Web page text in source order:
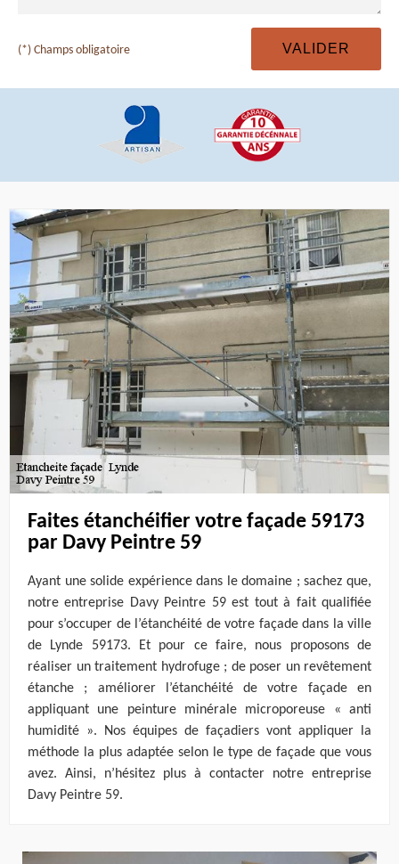
(*) Champs obligatoire
Faites étanchéifier votre façade 59173
par Davy Peintre 59
Ayant une solide expérience dans le domaine ; sachez que,
notre entreprise Davy Peintre 59 est tout à fait qualifiée
pour s’occuper de l’étanchéité de votre façade dans la ville
de Lynde 59173. Et pour ce faire, nous proposons de
réaliser un traitement hydrofuge ; de poser un revêtement
étanche ; améliorer l’étanchéité de votre façade en
appliquant une peinture minérale microporeuse « anti
humidité ». Nos équipes de façadiers vont appliquer la
méthode la plus adaptée selon le type de façade que vous
avez. Ainsi, n’hésitez plus à contacter notre entreprise
Davy Peintre 59.